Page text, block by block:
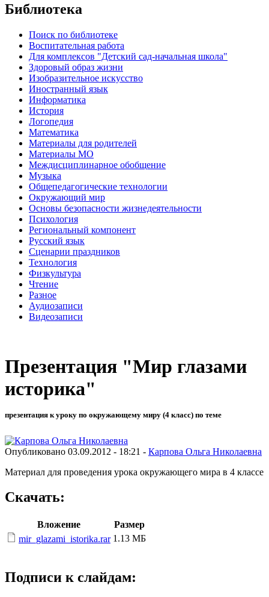
Библиотека
Поиск по библиотеке
Воспитательная работа
Для комплексов "Детский сад-начальная школа"
Здоровый образ жизни
Изобразительное искусство
Иностранный язык
Информатика
История
Логопедия
Математика
Материалы для родителей
Материалы МО
Междисциплинарное обобщение
Музыка
Общепедагогические технологии
Окружающий мир
Основы безопасности жизнедеятельности
Психология
Региональный компонент
Русский язык
Сценарии праздников
Технология
Физкультура
Чтение
Разное
Аудиозаписи
Видеозаписи
Презентация "Мир глазами
историка"
презентация к уроку по окружающему миру (4 класс) по теме
Опубликовано 03.09.2012 - 18:21 - Карпова Ольга Николаевна
Материал для проведения урока окружающего мира в 4 классе
Скачать:
Вложение
Размер
mir_glazami_istorika.rar 1.13 МБ
Подписи к слайдам: